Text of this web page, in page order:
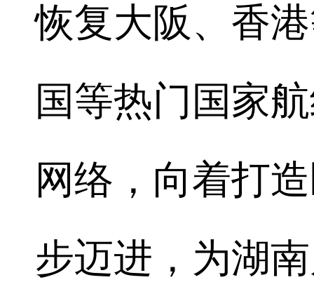
恢复大阪、香
国等热门国家
网络，向着打
步迈进，为湖